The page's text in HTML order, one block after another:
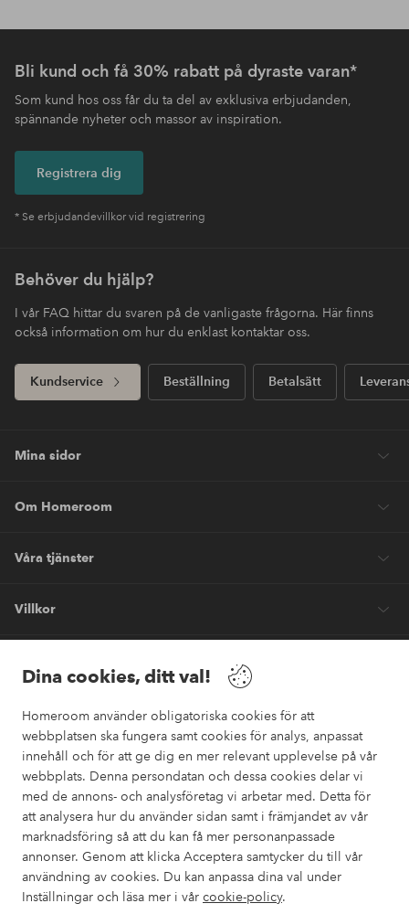
Dina cookies, ditt val!
Homeroom använder obligatoriska cookies för att
webbplatsen ska fungera samt cookies för analys, anpassat
innehåll och för att ge dig en mer relevant upplevelse på vår
webbplats. Denna persondatan och dessa cookies delar vi
med de annons- och analysföretag vi arbetar med. Detta för
att analysera hur du använder sidan samt i främjandet av vår
marknadsföring så att du kan få mer personanpassade
annonser. Genom att klicka Acceptera samtycker du till vår
användning av cookies. Du kan anpassa dina val under
Inställningar och läsa mer i vår cookie-policy.
Bli kund och få 30% rabatt på dyraste varan*
Som kund hos oss får du ta del av exklusiva erbjudanden,
spännande nyheter och massor av inspiration.
Registrera dig
* Se erbjudandevillkor vid registrering
Behöver du hjälp?
I vår FAQ hittar du svaren på de vanligaste frågorna. Här finns
också information om hur du enklast kontaktar oss.
Kundservice Beställning Betalsätt
Mina sidor
Om Homeroom
Våra tjänster
Villkor
Säkra betalningar
Vill du veta mer om våra betalalternativ ?
elpy